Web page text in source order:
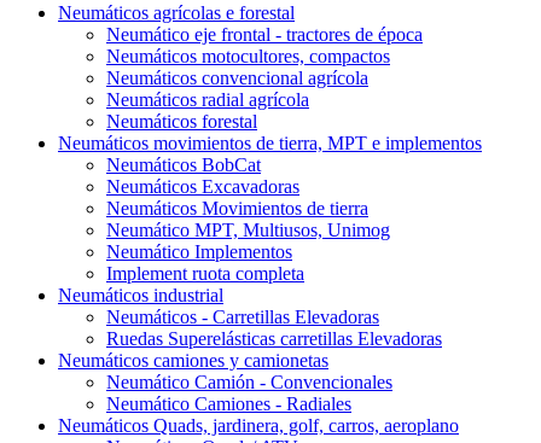
Neumáticos agrícolas e forestal
Neumático eje frontal - tractores de época
Neumáticos motocultores, compactos
Neumáticos convencional agrícola
Neumáticos radial agrícola
Neumáticos forestal
Neumáticos movimientos de tierra, MPT e implementos
Neumáticos BobCat
Neumáticos Excavadoras
Neumáticos Movimientos de tierra
Neumático MPT, Multiusos, Unimog
Neumático Implementos
Implement ruota completa
Neumáticos industrial
Neumáticos - Carretillas Elevadoras
Ruedas Superelásticas carretillas Elevadoras
Neumáticos camiones y camionetas
Neumático Camión - Convencionales
Neumático Camiones - Radiales
Neumáticos Quads, jardinera, golf, carros, aeroplano